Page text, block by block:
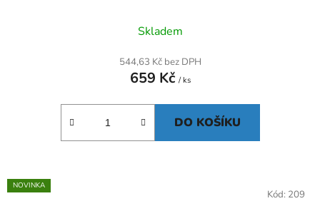
Skladem
544,63 Kč bez DPH
659 Kč / ks
DO KOŠÍKU
NOVINKA
Kód: 209